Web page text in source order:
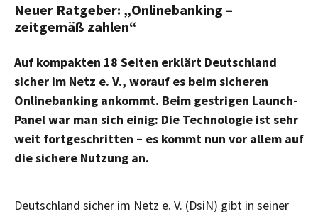
Neuer Ratgeber: „Onlinebanking –
zeitgemäß zahlen“
Auf kompakten 18 Seiten erklärt Deutschland
sicher im Netz e. V., worauf es beim sicheren
Onlinebanking ankommt. Beim gestrigen Launch-
Panel war man sich einig: Die Technologie ist sehr
weit fortgeschritten – es kommt nun vor allem auf
die sichere Nutzung an.
Deutschland sicher im Netz e. V. (DsiN) gibt in seiner